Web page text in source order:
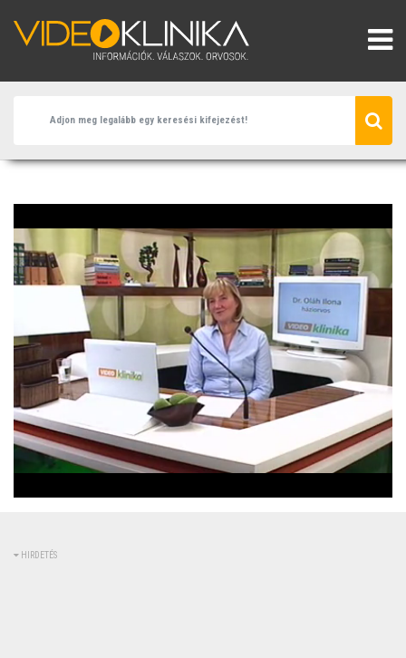
kikapcsolva
0%
0%
HIRDETÉS